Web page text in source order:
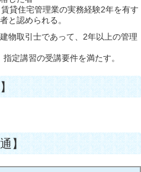
貸住宅管理業の実務経験2年を有す
と認められる。
物取引士であって、2年以上の管理
定講習の受講要件を満たす。
】